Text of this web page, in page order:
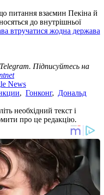
питання взаємин Пекіна й
до внутрішньої
втручатися жодна держава
Підписуйтесь на
News
, Гонконг, Дональд
необхідний текст і
про це редакцію.